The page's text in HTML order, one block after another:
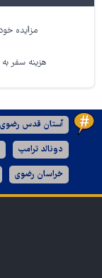
مزایده
هزینه سفر به
آستان قدس رضوی
دونالد ترامپ
خراسان رضوی